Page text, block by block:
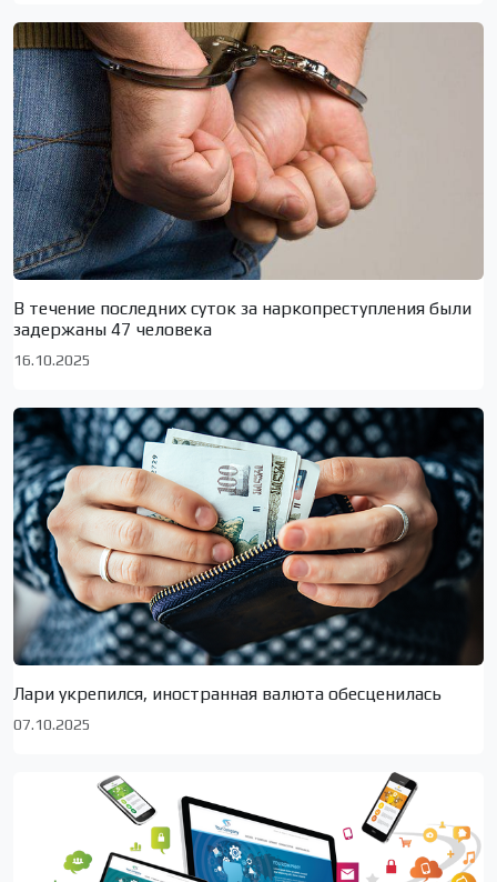
В течение последних суток за наркопреступления были
задержаны 47 человека
16.10.2025
Лари укрепился, иностранная валюта обесценилась
07.10.2025